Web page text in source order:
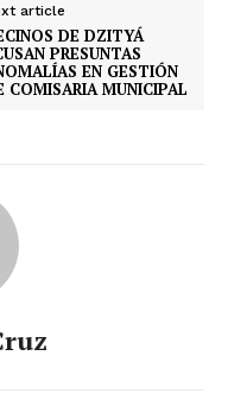
article
DE DZITYÁ
PRESUNTAS
EN GESTIÓN
COMISARIA MUNICIPAL